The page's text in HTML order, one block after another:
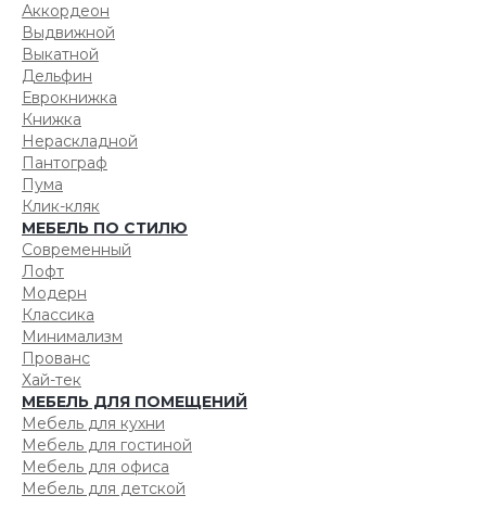
Аккордеон
Выдвижной
Выкатной
Дельфин
Еврокнижка
Книжка
Нераскладной
Пантограф
Пума
Клик-кляк
МЕБЕЛЬ ПО СТИЛЮ
Современный
Лофт
Модерн
Классика
Минимализм
Прованс
Хай-тек
МЕБЕЛЬ ДЛЯ ПОМЕЩЕНИЙ
Мебель для кухни
Мебель для гостиной
Мебель для офиса
Мебель для детской